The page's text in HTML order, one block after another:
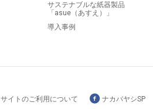
サステナブルな紙器製品
「asue（あすえ）」
導入事例
サイトのご利用について ナカバヤシSP